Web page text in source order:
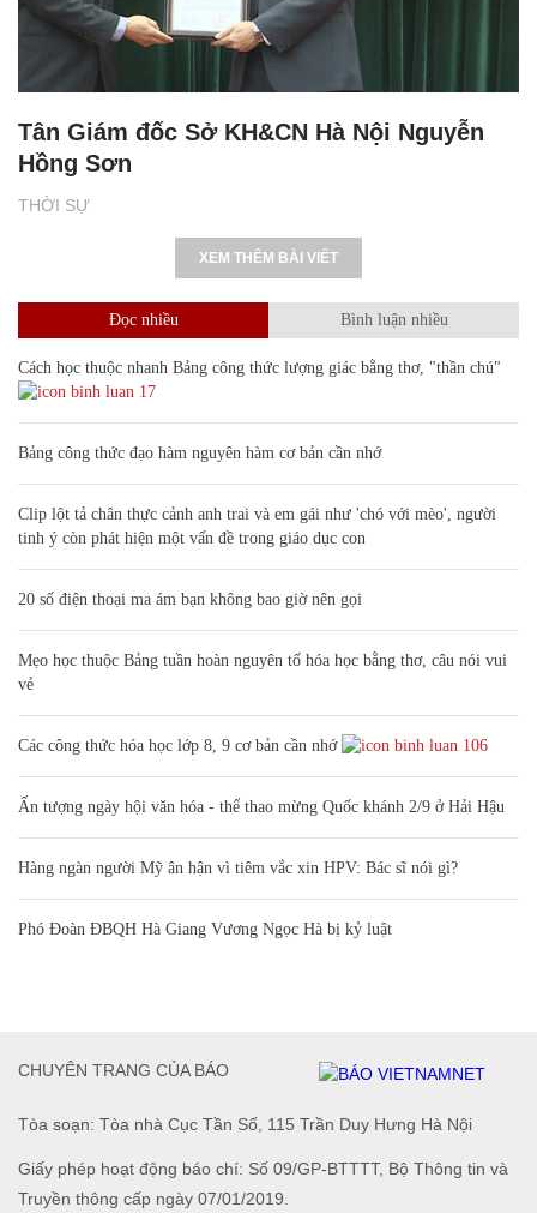
THỜI SỰ
Tân Giám đốc Sở KH&CN Hà Nội Nguyễn
Hồng Sơn
XEM THÊM BÀI VIẾT
Đọc nhiều Bình luận nhiều
Cách học thuộc nhanh Bảng công thức lượng giác bằng thơ, "thần chú"
17
Bảng công thức đạo hàm nguyên hàm cơ bản cần nhớ
Clip lột tả chân thực cảnh anh trai và em gái như 'chó với mèo', người
tinh ý còn phát hiện một vấn đề trong giáo dục con
20 số điện thoại ma ám bạn không bao giờ nên gọi
Mẹo học thuộc Bảng tuần hoàn nguyên tố hóa học bằng thơ, câu nói vui
vẻ
Các công thức hóa học lớp 8, 9 cơ bản cần nhớ 106
Ấn tượng ngày hội văn hóa - thể thao mừng Quốc khánh 2/9 ở Hải Hậu
Hàng ngàn người Mỹ ân hận vì tiêm vắc xin HPV: Bác sĩ nói gì?
Phó Đoàn ĐBQH Hà Giang Vương Ngọc Hà bị kỷ luật
Tòa soạn: Tòa nhà Cục Tần Số, 115 Trần Duy Hưng Hà Nội
Giấy phép hoạt động báo chí: Số 09/GP-BTTTT, Bộ Thông tin và
Truyền thông cấp ngày 07/01/2019.
CHUYÊN TRANG CỦA BÁO